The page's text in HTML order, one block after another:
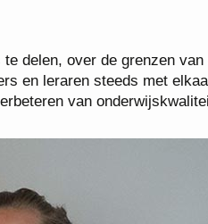
delen, over de grenzen van
en leraren steeds met
van